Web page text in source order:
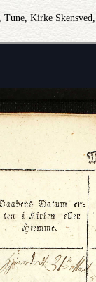
Tune, Kirke